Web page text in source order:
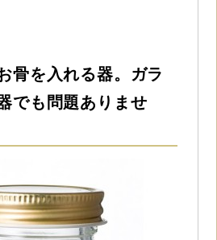
骨を入れる器。ガラ
でも問題ありませ